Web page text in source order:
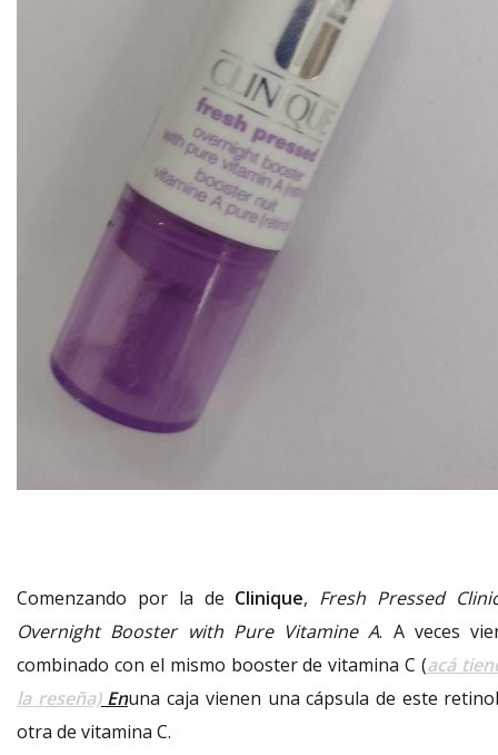
Comenzando por la de Clinique, Fresh Pressed
Overnight Booster with Pure Vitamine A. A veces
combinado con el mismo booster de vitamina C (acá
la reseña)Enuna caja vienen una cápsula de este
otra de vitamina C.